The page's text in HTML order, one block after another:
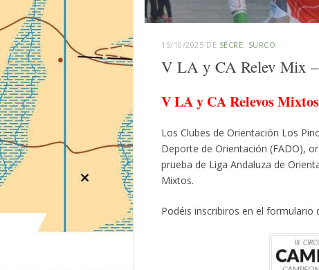
15/10/2025 DE SECRE. SURCO
V LA y CA Relev Mix
V LA y CA Relevos
Los Clubes de Orientación Los
Deporte de Orientación (FADO),
prueba de Liga Andaluza de
Mixtos.
Podéis inscribiros en el formulario